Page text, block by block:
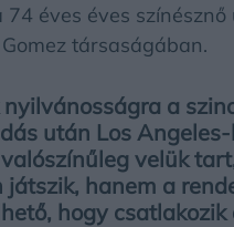
éves éves
társaságában.
a
után Los
velük
hanem a
hogy